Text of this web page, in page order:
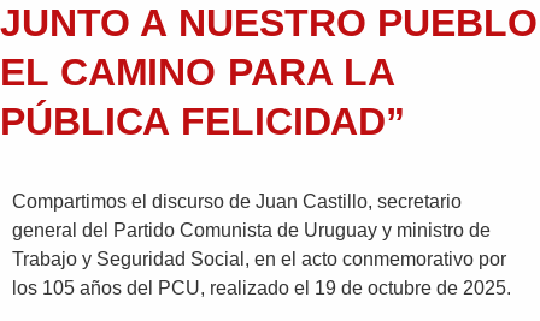
JUNTO A NUESTRO PUEBLO
EL CAMINO PARA LA
PÚBLICA FELICIDAD”
Compartimos el discurso de Juan Castillo, secretario
general del Partido Comunista de Uruguay y ministro de
Trabajo y Seguridad Social, en el acto conmemorativo por
los 105 años del PCU, realizado el 19 de octubre de 2025.